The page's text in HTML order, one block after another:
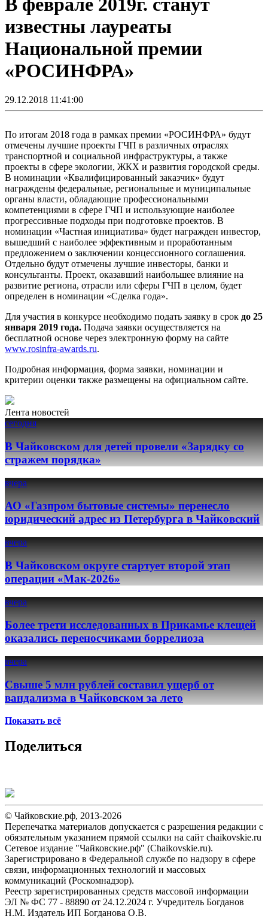
известны лауреаты
Национальной премии
«РОСИНФРА»
29.12.2018 11:41:00
По итогам 2018 года в рамках премии «РОСИНФРА» будут
отмечены лучшие проекты ГЧП в различных отраслях
транспортной и социальной инфраструктуры, а также
проекты в сфере экологии, ЖКХ и развития городской среды.
В номинации «Квалифицированный заказчик» будут
награждены федеральные, региональные и муниципальные
органы власти, обладающие профессиональными
компетенциями в сфере ГЧП и использующие наиболее
прогрессивные подходы при подготовке проектов. В
номинации «Частная инициатива» будет награжден инвестор,
вышедший с наиболее эффективным и проработанным
предложением о заключении концессионного соглашения.
Отдельно будут отмечены лучшие инвесторы, банки и
консультанты. Проект, оказавший наибольшее влияние на
развитие региона, отрасли или сферы ГЧП в целом, будет
определен в номинации «Сделка года».
Для участия в конкурсе необходимо подать заявку в срок до 25
января 2019 года. Подача заявки осуществляется на
бесплатной основе через электронную форму на сайте
www.rosinfra-awards.ru.
Подробная информация, форма заявки, номинации и
критерии оценки также размещены на официальном сайте.
Лента новостей
сегодня
В Чайковском для детей провели «Зарядку со
стражем порядка»
вчера
АО «Газпром бытовые системы» перенесло
юридический адрес из Петербурга в Чайковский
вчера
В Чайковском округе стартует второй этап
операции «Мак-2026»
вчера
Более трети исследованных в Прикамье клещей
оказались переносчиками боррелиоза
вчера
Свыше 5 млн рублей составил ущерб от
вандализма в Чайковском за лето
Показать всё
Поделиться
© Чайковские.рф, 2013-2026
Перепечатка материалов допускается с разрешения редакции с
обязательным указанием прямой ссылки на сайт chaikovskie.ru
Сетевое издание "Чайковские.рф" (Chaikovskie.ru).
Зарегистрировано в Федеральной службе по надзору в сфере
связи, информационных технологий и массовых
коммуникаций (Роскомнадзор).
Реестр зарегистрированных средств массовой информации
ЭЛ № ФС 77 - 88890 от 24.12.2024 г. Учредитель Богданов
Н.М. Издатель ИП Богданова О.В.